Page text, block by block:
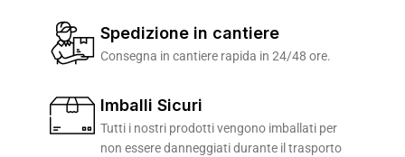
Spedizione in cantiere
Consegna in cantiere rapida in 24/48 ore.
Imballi Sicuri
Tutti i nostri prodotti vengono imballati per
non essere danneggiati durante il trasporto